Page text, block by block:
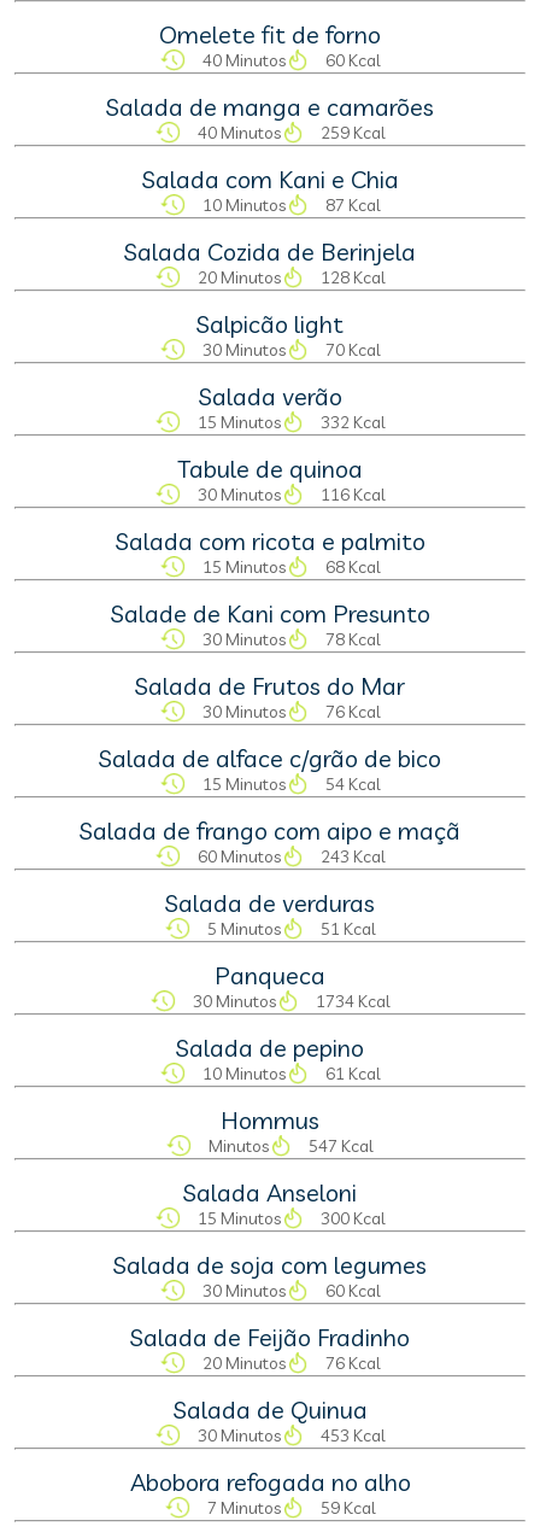
Omelete fit de forno
40 Minutos 60 Kcal
Salada de manga e camarões
40 Minutos 259 Kcal
Salada com Kani e Chia
10 Minutos 87 Kcal
Salada Cozida de Berinjela
20 Minutos 128 Kcal
Salpicão light
30 Minutos 70 Kcal
Salada verão
15 Minutos 332 Kcal
Tabule de quinoa
30 Minutos 116 Kcal
Salada com ricota e palmito
15 Minutos 68 Kcal
Salade de Kani com Presunto
30 Minutos 78 Kcal
Salada de Frutos do Mar
30 Minutos 76 Kcal
Salada de alface c/grão de bico
15 Minutos 54 Kcal
Salada de frango com aipo e maçã
60 Minutos 243 Kcal
Salada de verduras
5 Minutos 51 Kcal
Panqueca
30 Minutos 1734 Kcal
Salada de pepino
10 Minutos 61 Kcal
Hommus
Minutos 547 Kcal
Salada Anseloni
15 Minutos 300 Kcal
Salada de soja com legumes
30 Minutos 60 Kcal
Salada de Feijão Fradinho
20 Minutos 76 Kcal
Salada de Quinua
30 Minutos 453 Kcal
Abobora refogada no alho
7 Minutos 59 Kcal